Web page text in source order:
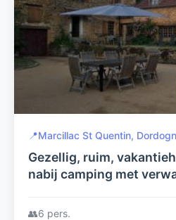
📍Marcillac St Quentin,
Gezellig, ruim,
nabij camping met
met 6 personen hier
👥6 pers.